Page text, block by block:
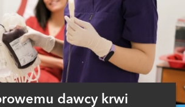
dawcy krwi